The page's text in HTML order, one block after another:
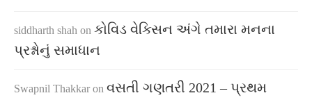
siddharth shah on કોવિડ વેક્સિન અંગે તમારા મનના
પ્રશ્નોનું સમાધાન
Swapnil Thakkar on વસતી ગણતરી 2021 – પ્રથમ